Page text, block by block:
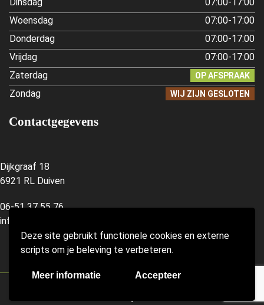
Deze site gebruikt functionele cookies en externe
scripts om je beleving te verbeteren.
Meer informatie Accepteer
Woensdag
07:00-17:00
Donderdag
07:00-17:00
Vrijdag
07:00-17:00
Zaterdag
OP AFSPRAAK
Zondag WIJ ZIJN GESLOTEN
Contactgegevens
Dijkgraaf 18
6921 RL Duiven
06-51 37 55 76
info@forugreen.nl